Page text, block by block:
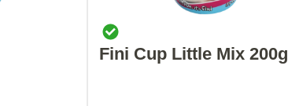
Fini Cup Little Mix 200g